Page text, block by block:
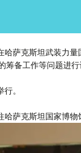
哈萨克斯坦武装力
备工作等问题进行
。
萨克斯坦国家博物